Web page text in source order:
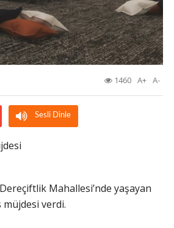
A-
A+
1460
Sesli Dinle
Mahallesi’nde yaşayan
müjdesi verdi.